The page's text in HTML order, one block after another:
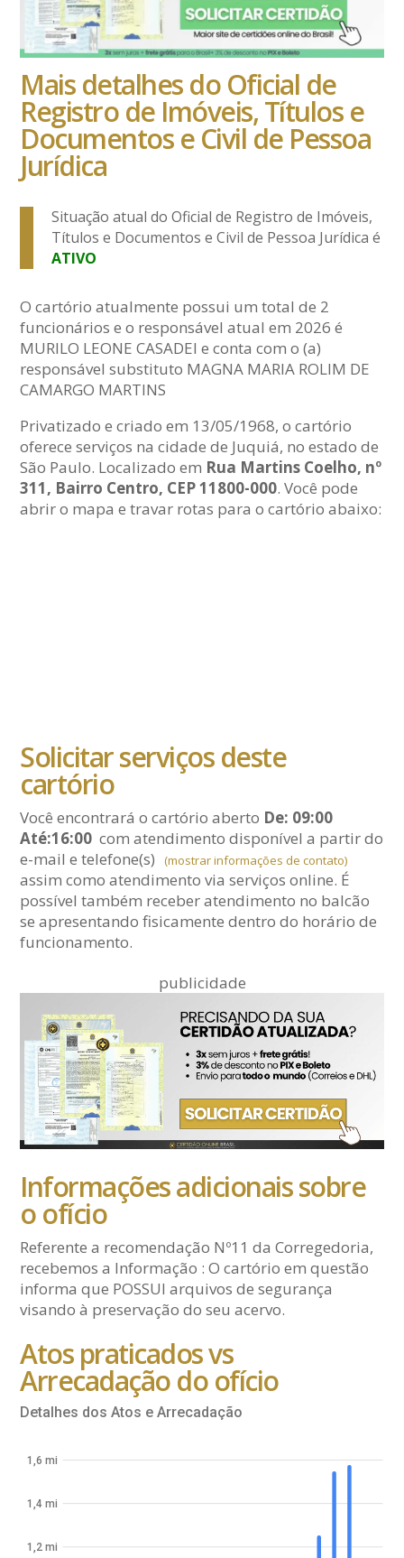
Mais detalhes do Oficial de
Registro de Imóveis, Títulos e
Documentos e Civil de Pessoa
Jurídica
Situação atual do Oficial de Registro de Imóveis,
Títulos e Documentos e Civil de Pessoa Jurídica é
ATIVO
O cartório atualmente possui um total de 2
funcionários e o responsável atual em 2026 é
MURILO LEONE CASADEI e conta com o (a)
responsável substituto MAGNA MARIA ROLIM DE
CAMARGO MARTINS
Privatizado e criado em 13/05/1968, o cartório
oferece serviços na cidade de Juquiá, no estado de
São Paulo. Localizado em Rua Martins Coelho, nº
311, Bairro Centro, CEP 11800-000. Você pode
abrir o mapa e travar rotas para o cartório abaixo:
Solicitar serviços deste
cartório
Você encontrará o cartório aberto De: 09:00
Até:16:00 com atendimento disponível a partir do
e-maile telefone(s) (mostrar informações de contato)
assim como atendimento via serviços online. É
possível também receber atendimento no balcão
se apresentando fisicamente dentro do horário de
funcionamento.
publicidade
Informações adicionais sobre
o ofício
Referente a recomendação Nº11 da Corregedoria,
recebemos a Informação : O cartório em questão
informa que POSSUI arquivos de segurança
visando à preservação do seu acervo.
Atos praticados vs
Arrecadação do ofício
Detalhes dos Atos e Arrecadação
1,2 mi
1,4 mi
1,6 mi